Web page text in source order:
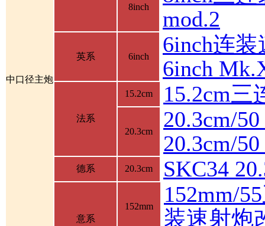
中口径主炮
8inch
mod.2
英系 6inch
6inch连
6inch
法系
15.2cm 15.2cm三
20.3cm
20.3cm/
20.3cm/
德系 20.3cm SKC34
意系
152mm
152mm/
装速射炮